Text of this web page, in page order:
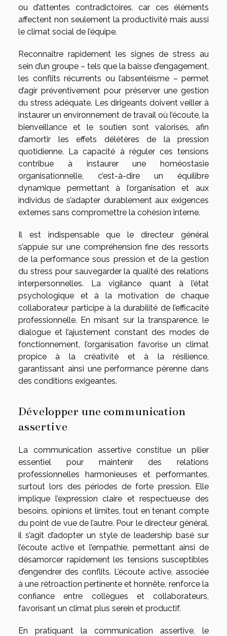
ou d’attentes contradictoires, car ces éléments
affectent non seulement la productivité mais aussi
le climat social de l’équipe.
Reconnaître rapidement les signes de stress au
sein d’un groupe – tels que la baisse d’engagement,
les conflits récurrents ou l’absentéisme – permet
d’agir préventivement pour préserver une gestion
du stress adéquate. Les dirigeants doivent veiller à
instaurer un environnement de travail où l’écoute, la
bienveillance et le soutien sont valorisés, afin
d’amortir les effets délétères de la pression
quotidienne. La capacité à réguler ces tensions
contribue à instaurer une homéostasie
organisationnelle, c’est-à-dire un équilibre
dynamique permettant à l’organisation et aux
individus de s’adapter durablement aux exigences
externes sans compromettre la cohésion interne.
Il est indispensable que le directeur général
s’appuie sur une compréhension fine des ressorts
de la performance sous pression et de la gestion
du stress pour sauvegarder la qualité des relations
interpersonnelles. La vigilance quant à l’état
psychologique et à la motivation de chaque
collaborateur participe à la durabilité de l’efficacité
professionnelle. En misant sur la transparence, le
dialogue et l’ajustement constant des modes de
fonctionnement, l’organisation favorise un climat
propice à la créativité et à la résilience,
garantissant ainsi une performance pérenne dans
des conditions exigeantes.
Développer une communication
assertive
La communication assertive constitue un pilier
essentiel pour maintenir des relations
professionnelles harmonieuses et performantes,
surtout lors des périodes de forte pression. Elle
implique l’expression claire et respectueuse des
besoins, opinions et limites, tout en tenant compte
du point de vue de l’autre. Pour le directeur général,
il s’agit d’adopter un style de leadership basé sur
l’écoute active et l’empathie, permettant ainsi de
désamorcer rapidement les tensions susceptibles
d’engendrer des conflits. L’écoute active, associée
à une rétroaction pertinente et honnête, renforce la
confiance entre collègues et collaborateurs,
favorisant un climat plus serein et productif.
En pratiquant la communication assertive, le